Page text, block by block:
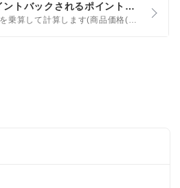
【スーパーDEAL】ポイントバックされるポイントの計算方法について
商品価格にポイント還元率を乗算して計算します(商品価格(税抜)×●●%)。 詳しくは楽天スーパーDEALご利用ガイドをご覧ください。 例：ポイント還元率30%の5,240円(税抜)の商品Aを購入